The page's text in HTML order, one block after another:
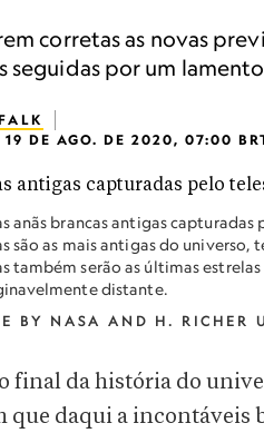
corretas as novas
seguidas por um
19 DE AGO. DE 2020, 07:00
anãs brancas antigas capturadas
são as mais antigas do universo,
também serão as últimas
distante.
BY NASA AND H. RICHER
final da história do
que daqui a incontáveis